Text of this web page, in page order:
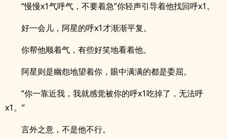
“慢慢x1气呼气，不要着急”你轻声引导着他找回呼x1。
好一会儿，阿星的呼x1才渐渐平复。
你帮他顺着气，有些好笑地看着他。
阿星则是幽怨地望着你，眼中满满的都是委屈。
“你一靠近我，我就感觉被你的呼x1吃掉了，无法呼
x1。”
言外之意，不是他不行。